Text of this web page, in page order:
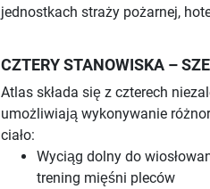
jednostkach straży pożarnej,
CZTERY STANOWISKA –
Atlas składa się z czterech
umożliwiają wykonywanie
ciało:
Wyciąg dolny do
trening mięśni pleców